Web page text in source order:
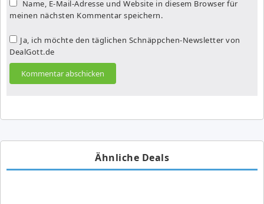
Name, E-Mail-Adresse und Website in diesem Browser für
meinen nächsten Kommentar speichern.
Ja, ich möchte den täglichen Schnäppchen-Newsletter von
DealGott.de
Ähnliche Deals